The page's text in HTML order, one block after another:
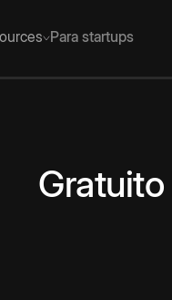
Para startups
Gratuito